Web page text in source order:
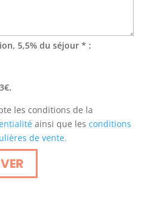
5,5% du séjour * :
les conditions de la
ainsi que les conditions
de vente.